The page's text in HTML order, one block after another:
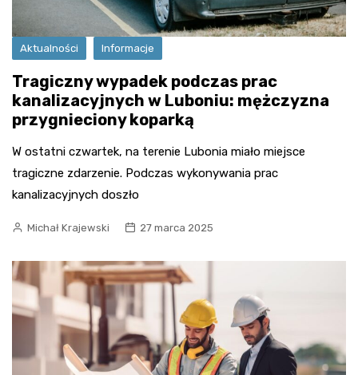
Aktualności Informacje
Tragiczny wypadek podczas prac
kanalizacyjnych w Luboniu: mężczyzna
przygnieciony koparką
W ostatni czwartek, na terenie Lubonia miało miejsce
tragiczne zdarzenie. Podczas wykonywania prac
kanalizacyjnych doszło
Michał Krajewski 27 marca 2025